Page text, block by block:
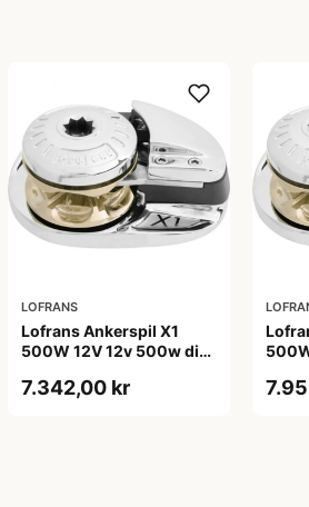
LOFRANS
Lofrans Ankerspil X1
500W 12V 12v 500w din
12mm
7.342,00 kr